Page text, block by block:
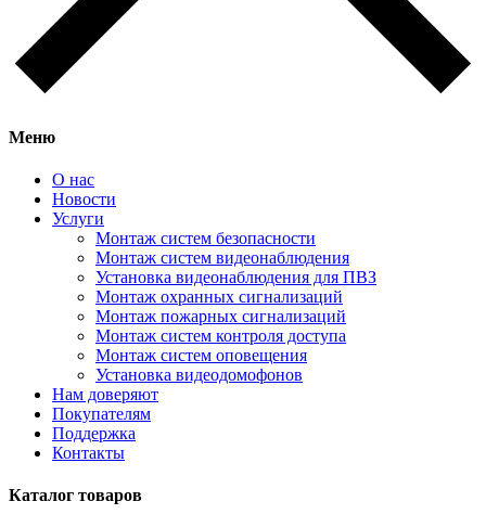
Меню
О нас
Новости
Услуги
Монтаж систем безопасности
Монтаж систем видеонаблюдения
Установка видеонаблюдения для ПВЗ
Монтаж охранных сигнализаций
Монтаж пожарных сигнализаций
Монтаж систем контроля доступа
Монтаж систем оповещения
Установка видеодомофонов
Нам доверяют
Покупателям
Поддержка
Контакты
Каталог товаров